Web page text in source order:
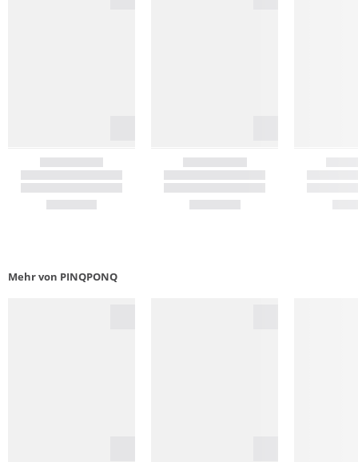
Mehr von PINQPONQ